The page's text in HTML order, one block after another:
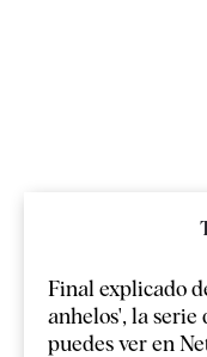
Final explicado
anhelos', la
puedes ver en